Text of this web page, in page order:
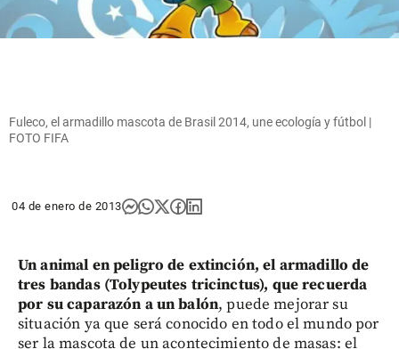
Fuleco, el armadillo mascota de Brasil 2014, une ecología y fútbol |
FOTO FIFA
04 de enero de 2013
Un animal en peligro de extinción, el armadillo de
tres bandas (Tolypeutes tricinctus), que recuerda
por su caparazón a un balón, puede mejorar su
situación ya que será conocido en todo el mundo por
ser la mascota de un acontecimiento de masas: el